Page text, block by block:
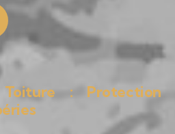
: Protection